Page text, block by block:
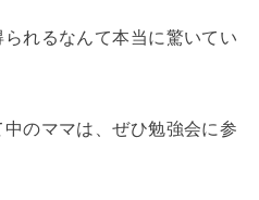
れるなんて本当に驚いてい
のママは、ぜひ勉強会に参